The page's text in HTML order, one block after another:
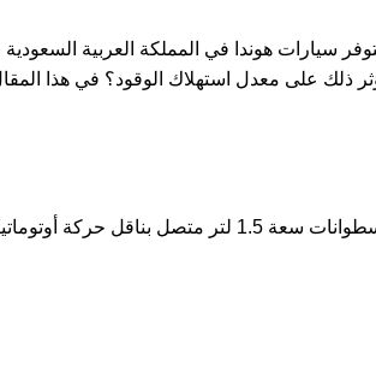
لينكولن
هونداي
سيارات هوندا في المملكة العربية
ذلك على معدل استهلاك الوقود؟ في هذا